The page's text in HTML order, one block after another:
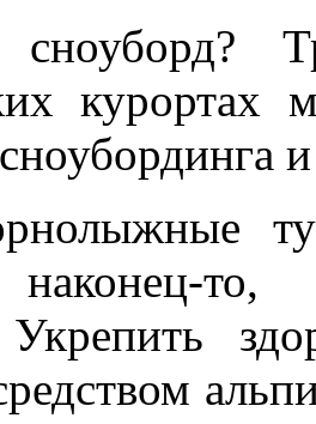
сноуборд?
курортах
наконец-то,
Укрепить